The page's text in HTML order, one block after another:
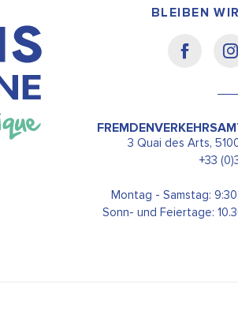
BLEIBEN
3 Quai des Arts,
+33
Montag - Samstag:
Sonn- und Feiertage: